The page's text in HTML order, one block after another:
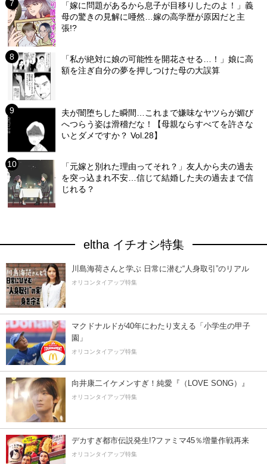
「嫁に問題があるから息子が目移りしたのよ！」義
母の驚きの見解に唖然…嫁の高学歴が原因だと主
張!?
「私が絶対に娘の可能性を開花させる…！」娘に高
額を注ぎ自分の夢を押しつけた母の大誤算
夫が闇堕ちした瞬間…これまで嫌味なヤツらが媚び
へつらう姿は滑稽だな！【母親ならすべてを許さな
いとダメですか？ Vol.28】
「元嫁と別れた理由ってそれ？」友人から夫の過去
を突っ込まれ不安…信じて結婚した夫の過去まで信
じれる？
eltha イチオシ特集
川島海荷さんと学ぶ 日常に潜む“人身取引”のリアル
オリコンタイアップ特集
マクドナルドが40年にわたり支える「小学生の甲子
園」
オリコンタイアップ特集
向井康二イケメンすぎ！純愛『（LOVE SONG）』
オリコンタイアップ特集
デカすぎ都市伝説発生!?ファミマ45％増量作戦再来
オリコンタイアップ特集